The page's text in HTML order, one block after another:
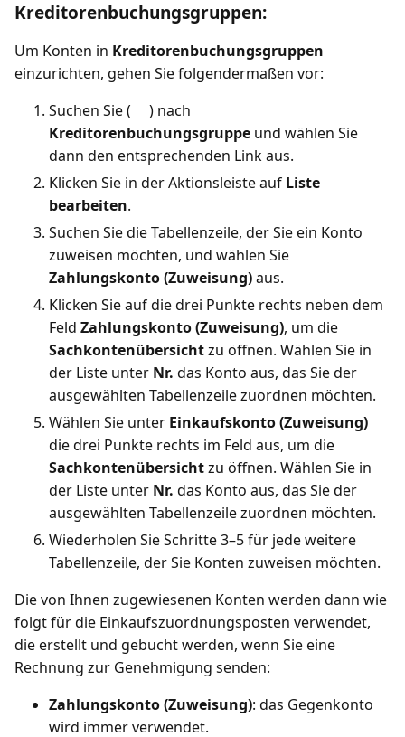
Kreditorenbuchungsgruppen:
Um Konten in Kreditorenbuchungsgruppen
einzurichten, gehen Sie folgendermaßen vor:
Suchen Sie (
) nach
Kreditorenbuchungsgruppe und wählen Sie
dann den entsprechenden Link aus.
Klicken Sie in der Aktionsleiste auf Liste
bearbeiten.
Suchen Sie die Tabellenzeile, der Sie ein Konto
zuweisen möchten, und wählen Sie
Zahlungskonto (Zuweisung)aus.
Klicken Sie auf die drei Punkte rechts neben dem
Feld Zahlungskonto (Zuweisung), um die
Sachkontenübersichtzu öffnen. Wählen Sie in
der Liste unter Nr. das Konto aus, das Sie der
ausgewählten Tabellenzeile zuordnen möchten.
Wählen Sie unter Einkaufskonto (Zuweisung)
die drei Punkte rechts im Feld aus, um die
Sachkontenübersichtzu öffnen. Wählen Sie in
der Liste unter Nr. das Konto aus, das Sie der
ausgewählten Tabellenzeile zuordnen möchten.
Wiederholen Sie Schritte 3–5 für jede weitere
Tabellenzeile, der Sie Konten zuweisen möchten.
Die von Ihnen zugewiesenen Konten werden dann wie
folgt für die Einkaufszuordnungsposten verwendet,
die erstellt und gebucht werden, wenn Sie eine
Rechnung zur Genehmigung senden:
Zahlungskonto (Zuweisung): das Gegenkonto
wird immer verwendet.